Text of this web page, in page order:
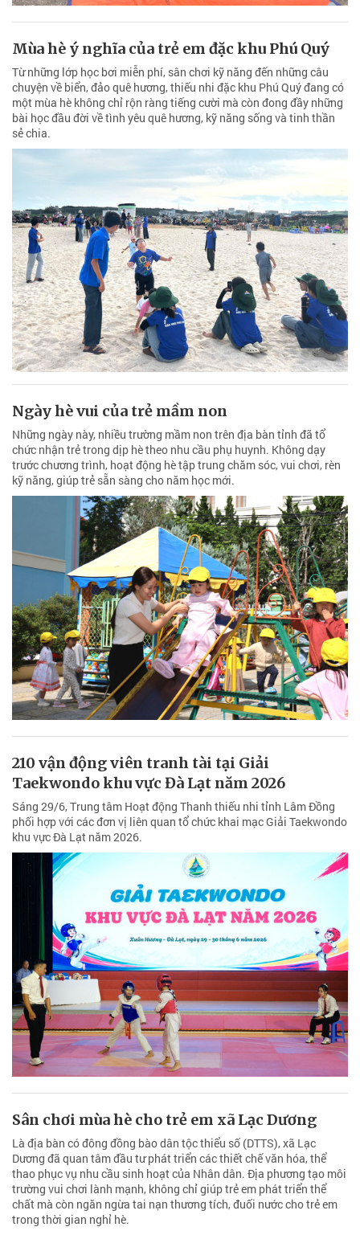
Mùa hè ý nghĩa của trẻ em đặc khu Phú Quý
Từ những lớp học bơi miễn phí, sân chơi kỹ năng đến những câu
chuyện về biển, đảo quê hương, thiếu nhi đặc khu Phú Quý đang có
một mùa hè không chỉ rộn ràng tiếng cười mà còn đong đầy những
bài học đầu đời về tình yêu quê hương, kỹ năng sống và tinh thần
sẻ chia.
Ngày hè vui của trẻ mầm non
Những ngày này, nhiều trường mầm non trên địa bàn tỉnh đã tổ
chức nhận trẻ trong dịp hè theo nhu cầu phụ huynh. Không dạy
trước chương trình, hoạt động hè tập trung chăm sóc, vui chơi, rèn
kỹ năng, giúp trẻ sẵn sàng cho năm học mới.
210 vận động viên tranh tài tại Giải
Taekwondo khu vực Đà Lạt năm 2026
Sáng 29/6, Trung tâm Hoạt động Thanh thiếu nhi tỉnh Lâm Đồng
phối hợp với các đơn vị liên quan tổ chức khai mạc Giải Taekwondo
khu vực Đà Lạt năm 2026.
Sân chơi mùa hè cho trẻ em xã Lạc Dương
Là địa bàn có đông đồng bào dân tộc thiểu số (DTTS), xã Lạc
Dương đã quan tâm đầu tư phát triển các thiết chế văn hóa, thể
thao phục vụ nhu cầu sinh hoạt của Nhân dân. Địa phương tạo môi
trường vui chơi lành mạnh, không chỉ giúp trẻ em phát triển thể
chất mà còn ngăn ngừa tai nạn thương tích, đuối nước cho trẻ em
trong thời gian nghỉ hè.